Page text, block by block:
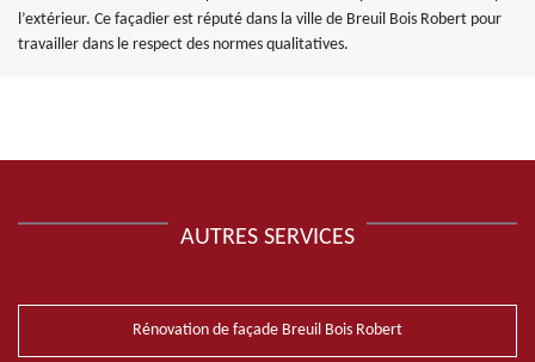
l’extérieur. Ce façadier est réputé dans la ville de Breuil Bois Robert pour
travailler dans le respect des normes qualitatives.
AUTRES SERVICES
Rénovation de façade Breuil Bois Robert